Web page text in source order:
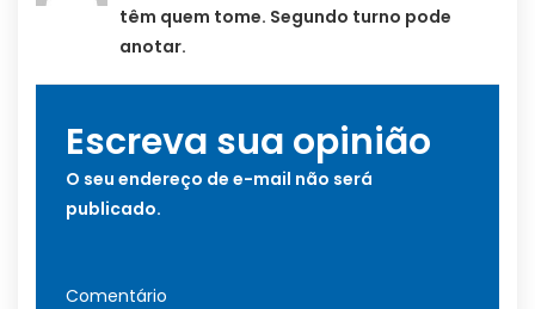
têm quem tome. Segundo turno pode
anotar.
Escreva sua opinião
O seu endereço de e-mail não será
publicado.
Comentário